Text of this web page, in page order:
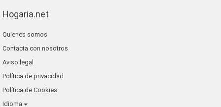
Hogaria.net
Quienes somos
Contacta con nosotros
Aviso legal
Política de privacidad
Política de Cookies
Idioma